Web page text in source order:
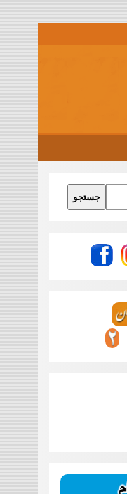
جستجو